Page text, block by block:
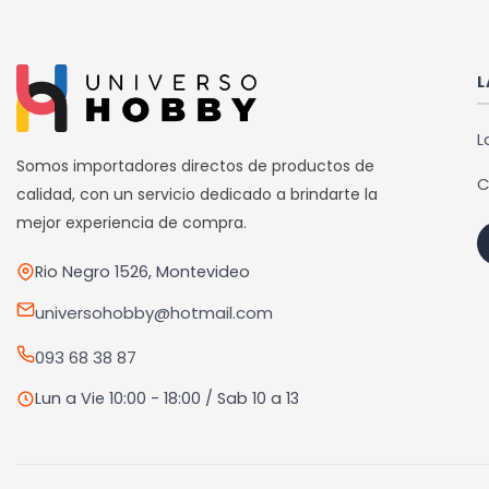
Somos importadores directos de productos de
calidad, con un servicio dedicado a brindarte la
mejor experiencia de compra.
Rio Negro 1526, Montevideo
universohobby@hotmail.com
093 68 38 87
Lun a Vie 10:00 - 18:00 / Sab 10 a 13